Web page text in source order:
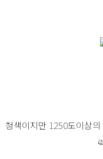
청색이지만 1250도이상